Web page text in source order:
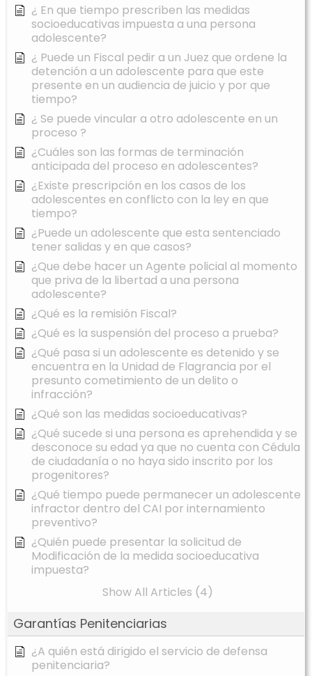
¿ En que tiempo prescriben las medidas
socioeducativas impuesta a una persona
adolescente?
¿ Puede un Fiscal pedir a un Juez que ordene la
detención a un adolescente para que este
presente en un audiencia de juicio y por que
tiempo?
¿ Se puede vincular a otro adolescente en un
proceso ?
¿Cuáles son las formas de terminación
anticipada del proceso en adolescentes?
¿Existe prescripción en los casos de los
adolescentes en conflicto con la ley en que
tiempo?
¿Puede un adolescente que esta sentenciado
tener salidas y en que casos?
¿Que debe hacer un Agente policial al momento
que priva de la libertad a una persona
adolescente?
¿Qué es la remisión Fiscal?
¿Qué es la suspensión del proceso a prueba?
¿Qué pasa si un adolescente es detenido y se
encuentra en la Unidad de Flagrancia por el
presunto cometimiento de un delito o
infracción?
¿Qué son las medidas socioeducativas?
¿Qué sucede si una persona es aprehendida y se
desconoce su edad ya que no cuenta con Cédula
de ciudadanía o no haya sido inscrito por los
progenitores?
¿Qué tiempo puede permanecer un adolescente
infractor dentro del CAI por internamiento
preventivo?
¿Quién puede presentar la solicitud de
Modificación de la medida socioeducativa
impuesta?
Show All Articles (4)
Garantías Penitenciarias
¿A quién está dirigido el servicio de defensa
penitenciaria?